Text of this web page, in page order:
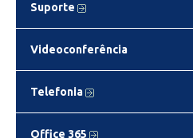
Suporte
Videoconferência
Telefonia
Office 365